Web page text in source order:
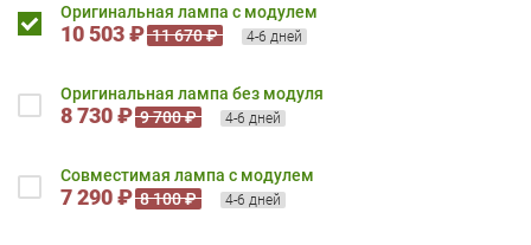
Оригинальная лампа с модулем
10 503 ₽ 11 670 ₽ 4-6 дней
Оригинальная лампа без модуля
8 730 ₽ 9 700 ₽ 4-6 дней
Совместимая лампа с модулем
7 290 ₽ 8 100 ₽ 4-6 дней